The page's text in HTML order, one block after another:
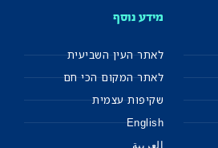
מידע נוסף
לאתר העין השביעית
לאתר המקום הכי חם
שקיפות עצמית
English
العربية